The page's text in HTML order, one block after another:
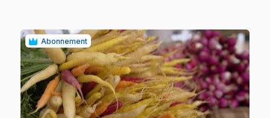
Abonnement